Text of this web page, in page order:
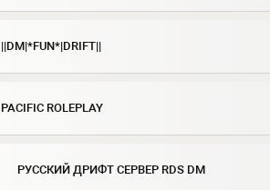
||DM|*FUN*|DRIFT||
PACIFIC ROLEPLAY
РУССКИЙ ДРИФТ СЕРВЕР RDS DM